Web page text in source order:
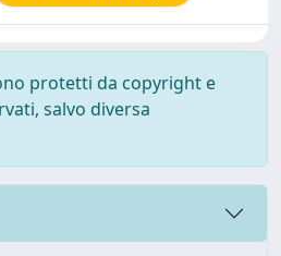
protetti da copyright e
salvo diversa